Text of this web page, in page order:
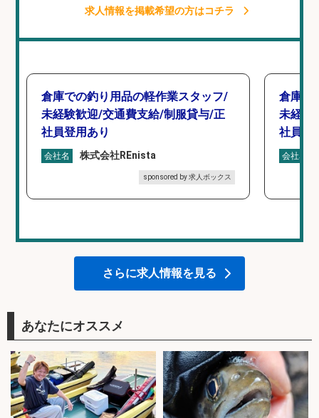
求人情報を掲載希望の方はコチラ
倉庫での釣り用品の軽作業スタッフ/
未経験歓迎/交通費支給/制服貸与/正
社員登用あり
会社名 株式会社REnista
sponsored by 求人ボックス
倉庫で
未経験
社員登
会社名
さらに求人情報を見る
あなたにオススメ